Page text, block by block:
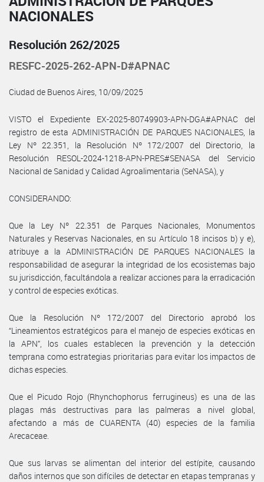
NACIONALES
Resolución 262/2025
RESFC-2025-262-APN-D#APNAC
Ciudad de Buenos Aires, 10/09/2025
VISTO el Expediente EX-2025-80749903-APN-DGA#APNAC del
registro de esta ADMINISTRACIÓN DE PARQUES NACIONALES, la
Ley Nº 22.351, la Resolución Nº 172/2007 del Directorio, la
Resolución RESOL-2024-1218-APN-PRES#SENASA del Servicio
Nacional de Sanidad y Calidad Agroalimentaria (SeNASA), y
CONSIDERANDO:
Que la Ley Nº 22.351 de Parques Nacionales, Monumentos
Naturales y Reservas Nacionales, en su Artículo 18 incisos b) y e),
atribuye a la ADMINISTRACIÓN DE PARQUES NACIONALES la
responsabilidad de asegurar la integridad de los ecosistemas bajo
su jurisdicción, facultándola a realizar acciones para la erradicación
y control de especies exóticas.
Que la Resolución Nº 172/2007 del Directorio aprobó los
“Lineamientos estratégicos para el manejo de especies exóticas en
la APN”, los cuales establecen la prevención y la detección
temprana como estrategias prioritarias para evitar los impactos de
dichas especies.
Que el Picudo Rojo (Rhynchophorus ferrugineus) es una de las
plagas más destructivas para las palmeras a nivel global,
afectando a más de CUARENTA (40) especies de la familia
Arecaceae.
Que sus larvas se alimentan del interior del estípite, causando
daños internos que son difíciles de detectar en etapas tempranas y